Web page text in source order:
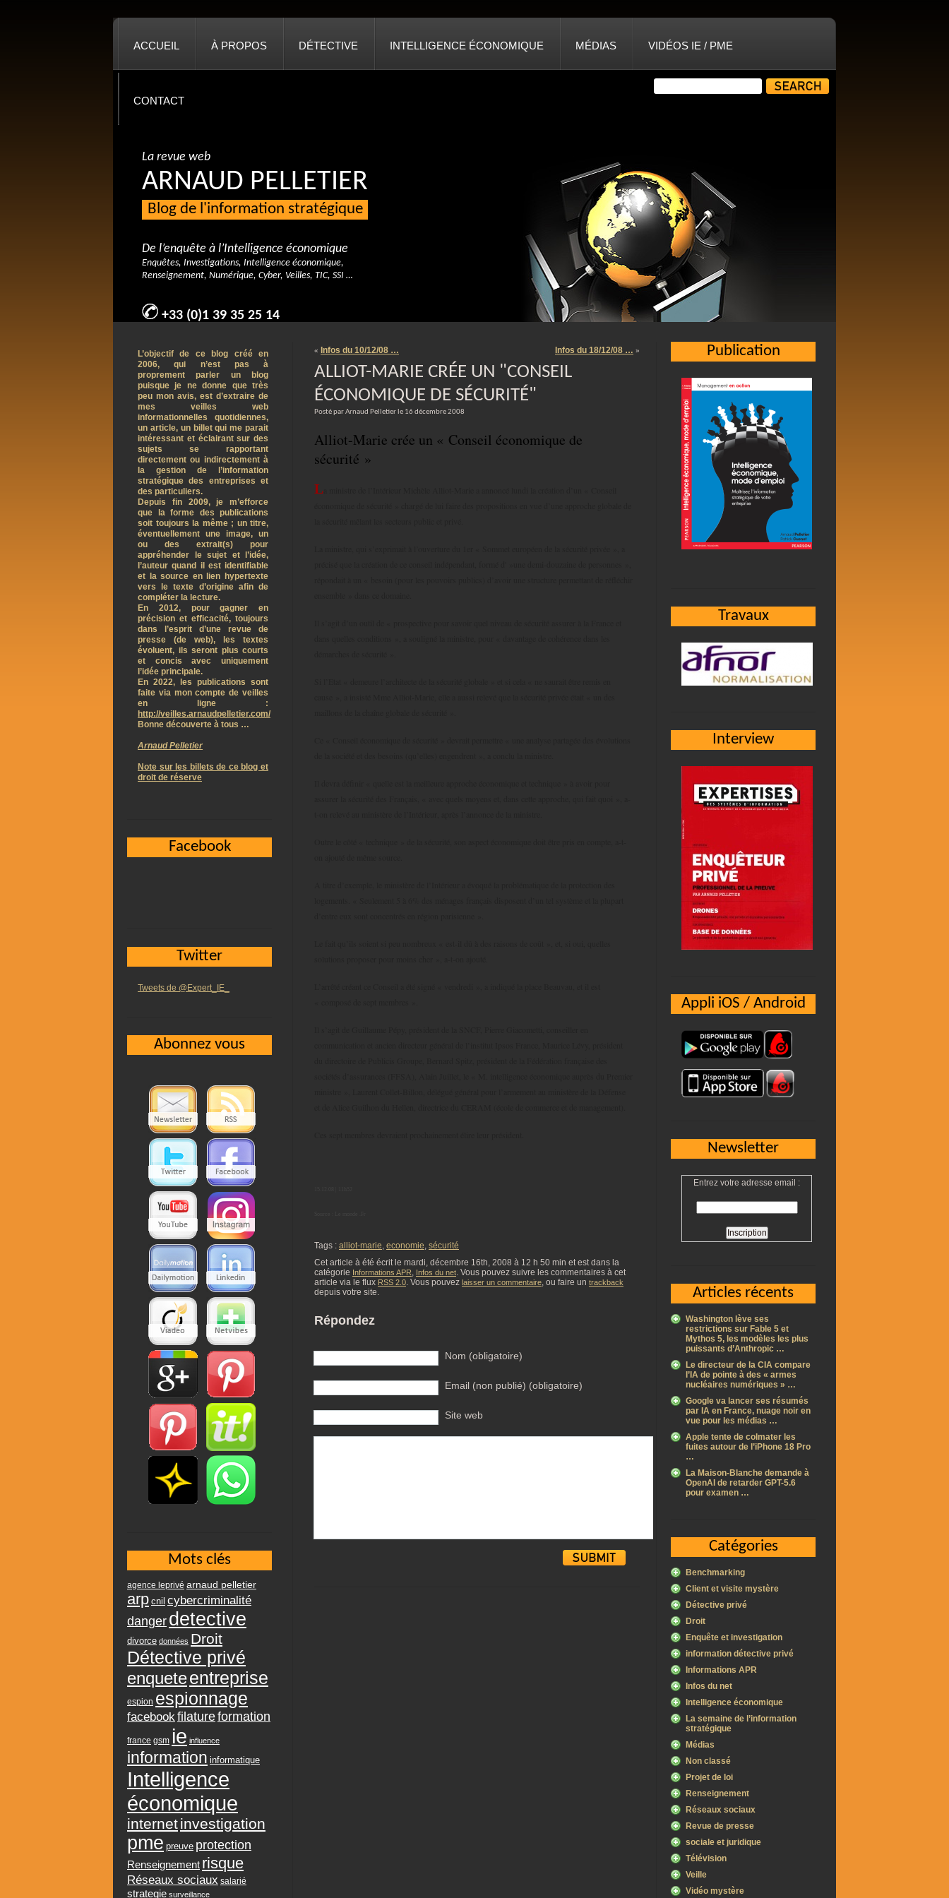
ACCUEIL À PROPOS DÉTECTIVE INTELLIGENCE ÉCONOMIQUE MÉDIAS VIDÉOS IE / PME
CONTACT
La revue web
ARNAUD PELLETIER
Blog de l'information stratégique
De l’enquête à l’Intelligence économique
Enquêtes, Investigations, Intelligence économique,
Renseignement, Numérique, Cyber, Veilles, TIC, SSI …
+33 (0)1 39 35 25 14
« Infos du 10/12/08 … Infos du 18/12/08 … »
ALLIOT-MARIE CRÉE UN "CONSEIL
ÉCONOMIQUE DE SÉCURITÉ"
Posté par Arnaud Pelletier le 16 décembre 2008
Alliot-Marie crée un « Conseil économique de
sécurité »
L
Tags : alliot-marie, economie, sécurité
Cet article à été écrit le mardi, décembre 16th, 2008 à 12 h 50 min et est dans la
catégorie Informations APR, Infos du net. Vous pouvez suivre les commentaires à cet
article via le flux RSS 2.0. Vous pouvez laisser un commentaire, ou faire un trackback
depuis votre site.
Répondez
Nom (obligatoire)
Email (non publié) (obligatoire)
Site web
Publication
Travaux
Interview
Appli iOS / Android
Newsletter
Entrez votre adresse email :
Articles récents
Washington lève ses
restrictions sur Fable 5 et
Mythos 5, les modèles les plus
puissants d’Anthropic …
Le directeur de la CIA compare
l’IA de pointe à des « armes
nucléaires numériques » …
Google va lancer ses résumés
par IA en France, nuage noir en
vue pour les médias …
Apple tente de colmater les
fuites autour de l’iPhone 18 Pro
…
La Maison-Blanche demande à
OpenAI de retarder GPT-5.6
pour examen …
Catégories
Benchmarking
Client et visite mystère
Détective privé
Droit
Enquête et investigation
information détective privé
Informations APR
Infos du net
Intelligence économique
La semaine de l’information
stratégique
Médias
Non classé
Projet de loi
Renseignement
Réseaux sociaux
Revue de presse
sociale et juridique
Télévision
Veille
Vidéo mystère
L’objectif de ce blog créé en
2006, qui n’est pas à
proprement parler un blog
puisque je ne donne que très
peu mon avis, est d’extraire de
mes veilles web
informationnelles quotidiennes,
un article, un billet qui me parait
intéressant et éclairant sur des
sujets se rapportant
directement ou indirectement à
la gestion de l’information
stratégique des entreprises et
des particuliers.
Depuis fin 2009, je m’efforce
que la forme des publications
soit toujours la même ; un titre,
éventuellement une image, un
ou des extrait(s) pour
appréhender le sujet et l’idée,
l’auteur quand il est identifiable
et la source en lien hypertexte
vers le texte d’origine afin de
compléter la lecture.
En 2012, pour gagner en
précision et efficacité, toujours
dans l’esprit d’une revue de
presse (de web), les textes
évoluent, ils seront plus courts
et concis avec uniquement
l’idée principale.
En 2022, les publications sont
faite via mon compte de veilles
en ligne :
http://veilles.arnaudpelletier.com/
Bonne découverte à tous …
Arnaud Pelletier
Note sur les billets de ce blog et
droit de réserve
Facebook
Twitter
Tweets de @Expert_IE_
Abonnez vous
Mots clés
agence leprivé arnaud pelletier
arp cnil cybercriminalité
danger detective
divorce données Droit
Détective privé
enqueteentreprise
espion espionnage
facebookfilatureformation
france gsm ie influence
information informatique
Intelligence
économique
internetinvestigation
pme preuve protection
Renseignement risque
Réseaux sociaux salarié
strategie surveillance